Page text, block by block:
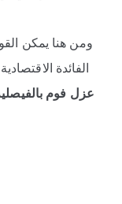
ومن هنا يمكن
الفائدة
عزل فوم